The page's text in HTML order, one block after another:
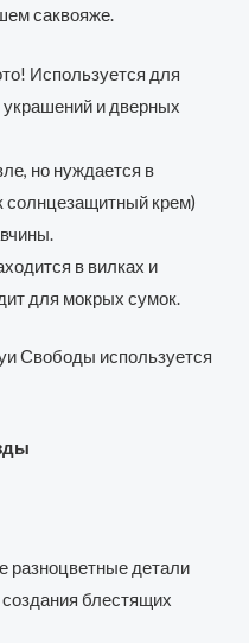
саквояже.
Используется для
и дверных
но нуждается в
солнцезащитный крем)
в вилках и
для мокрых сумок.
Свободы используется
разноцветные детали
блестящих